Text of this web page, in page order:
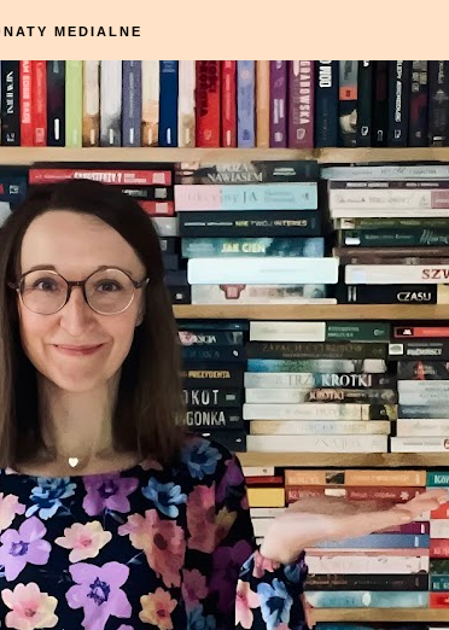
MEDIALNE